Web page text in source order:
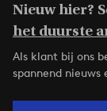
Nieuw hier?
het duurste
Als klant bij ons
spannend nieuws